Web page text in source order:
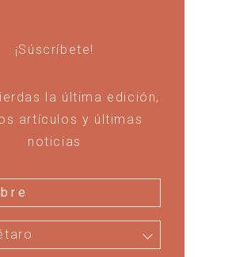
¡Súscríbete!
la última edición,
artículos y últimas
noticias